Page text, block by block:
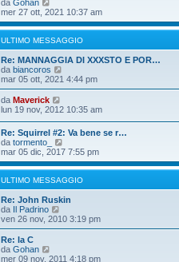
a
g
g
i
o
o
m
e
s
s
a
g
g
i
i
m
o
m
s
g
g
i
o
da Gohan
e
d
i
u
l
t
m
o
m
e
s
a
g
g
i
o
mer 27 ott, 2021 10:37 am
ULTIMO MESSAGGIO
Re: MANNAGGIA DI XXXSTO E POR…
da biancoros
e
d
u
t
i
o
m
e
s
s
a
g
i
mar 05 ott, 2021 4:44 pm
da Maverick
e
i
u
l
t
i
m
o
m
e
s
s
a
lun 19 nov, 2012 10:35 am
Re: Squirrel #2: Va bene se r…
da tormento_
e
d
i
u
l
t
m
o
s
mar 05 dic, 2017 7:55 pm
ULTIMO MESSAGGIO
Re: John Ruskin
da Il Padrino
e
d
l
ven 26 nov, 2010 3:19 pm
Re: la C
da Gohan
e
mer 09 nov, 2011 4:18 pm